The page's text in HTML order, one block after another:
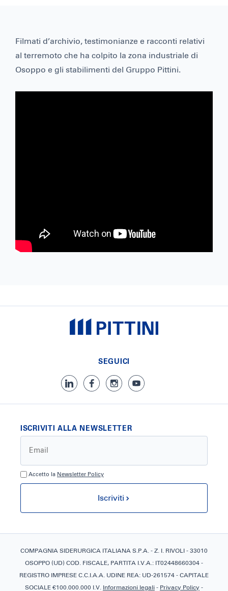
Filmati d’archivio, testimonianze e racconti relativi
al terremoto che ha colpito la zona industriale di
Osoppo e gli stabilimenti del Gruppo Pittini.
SEGUICI
ISCRIVITI ALLA NEWSLETTER
Accetto la Newsletter Policy
Iscriviti
COMPAGNIA SIDERURGICA ITALIANA S.P.A. - Z. I. RIVOLI - 33010
OSOPPO (UD) COD. FISCALE, PARTITA I.V.A.: IT02448660304 -
REGISTRO IMPRESE C.C.I.A.A. UDINE REA: UD-261574 - CAPITALE
SOCIALE €100.000.000 I.V. Informazioni legali - Privacy Policy -